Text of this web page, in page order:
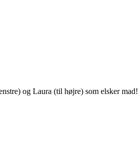
og Laura (til højre) som elsker mad!